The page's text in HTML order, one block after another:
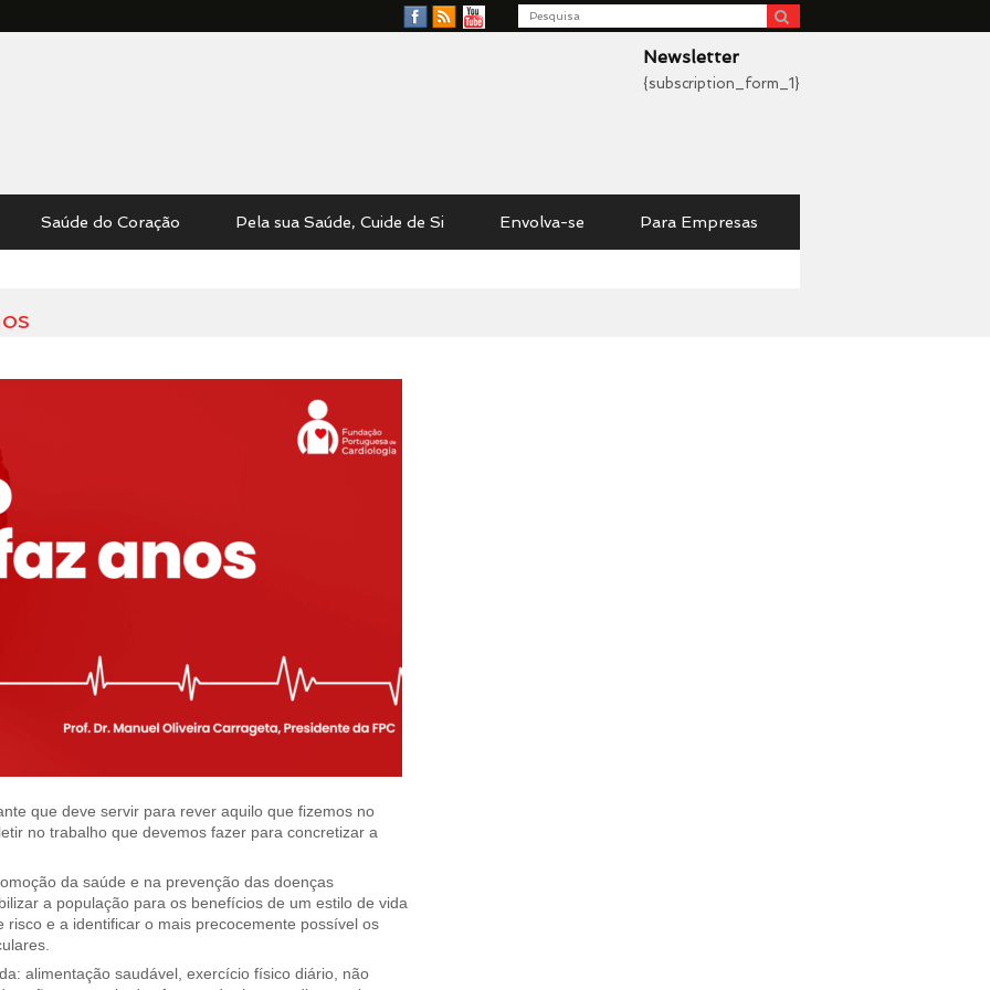
Facebook
RSS
YouTube
Search
Newsletter
{subscription_form_1}
Saúde do Coração Pela sua Saúde, Cuide de Si Envolva-se Para Empresas
que deve servir para rever aquilo que fizemos no
no trabalho que devemos fazer para concretizar a
da saúde e na prevenção das doenças
a população para os benefícios de um estilo de vida
e a identificar o mais precocemente possível os
alimentação saudável, exercício físico diário, não